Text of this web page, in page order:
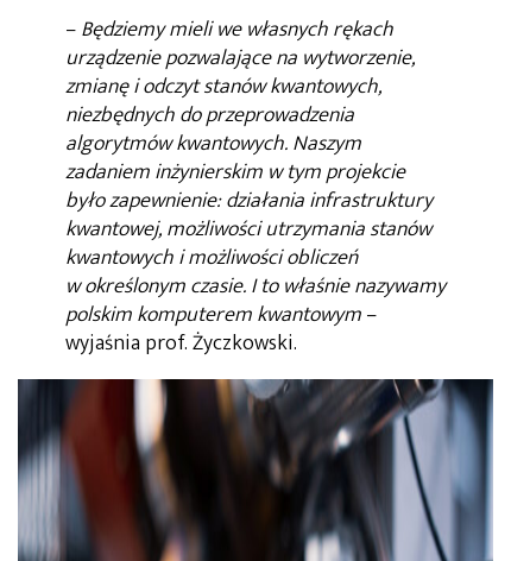
–Będziemy mieli we własnych rękach
urządzenie pozwalające na wytworzenie,
zmianę i odczyt stanów kwantowych,
niezbędnych do przeprowadzenia
algorytmów kwantowych. Naszym
zadaniem inżynierskim w tym projekcie
było zapewnienie: działania infrastruktury
kwantowej, możliwości utrzymania stanów
kwantowych i możliwości obliczeń
w określonym czasie. I to właśnie nazywamy
polskim komputerem kwantowym–
wyjaśnia prof. Życzkowski.